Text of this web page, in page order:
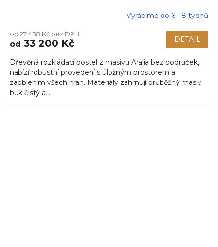
Vyrábíme do 6 - 8 týdnů
od 27 438 Kč bez DPH
od 33 200 Kč DETAIL
Dřevěná rozkládací postel z masivu Aralia bez područek,
nabízí robustní provedení s úložným prostorem a
zaoblením všech hran. Materiály zahrnují průběžný masiv
buk čistý a...